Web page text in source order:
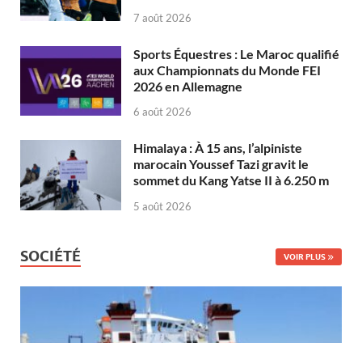
7 août 2026
Sports Équestres : Le Maroc qualifié
aux Championnats du Monde FEI
2026 en Allemagne
6 août 2026
Himalaya : À 15 ans, l’alpiniste
marocain Youssef Tazi gravit le
sommet du Kang Yatse II à 6.250 m
5 août 2026
SOCIÉTÉ VOIR PLUS